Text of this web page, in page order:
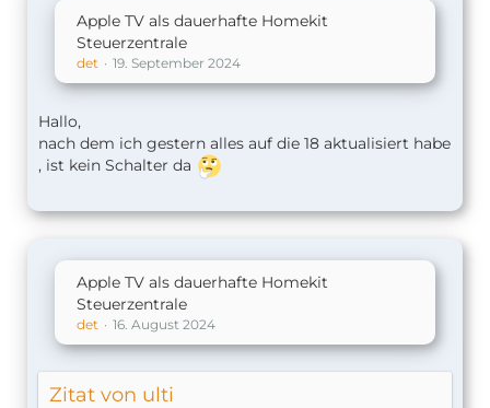
Apple TV als dauerhafte Homekit
Steuerzentrale
det 19. September 2024
Hallo,
nach dem ich gestern alles auf die 18 aktualisiert habe
, ist kein Schalter da
Apple TV als dauerhafte Homekit
Steuerzentrale
det 16. August 2024
Zitat von ulti